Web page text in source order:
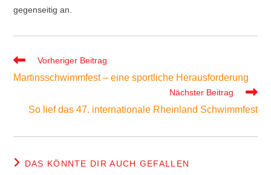
gegenseitig an.
Weitere
ansehen
Vorheriger Beitrag
Martinsschwimmfest – eine sportliche Herausforderung
Nächster Beitrag
So lief das 47. internationale Rheinland Schwimmfest
DAS KÖNNTE DIR AUCH GEFALLEN